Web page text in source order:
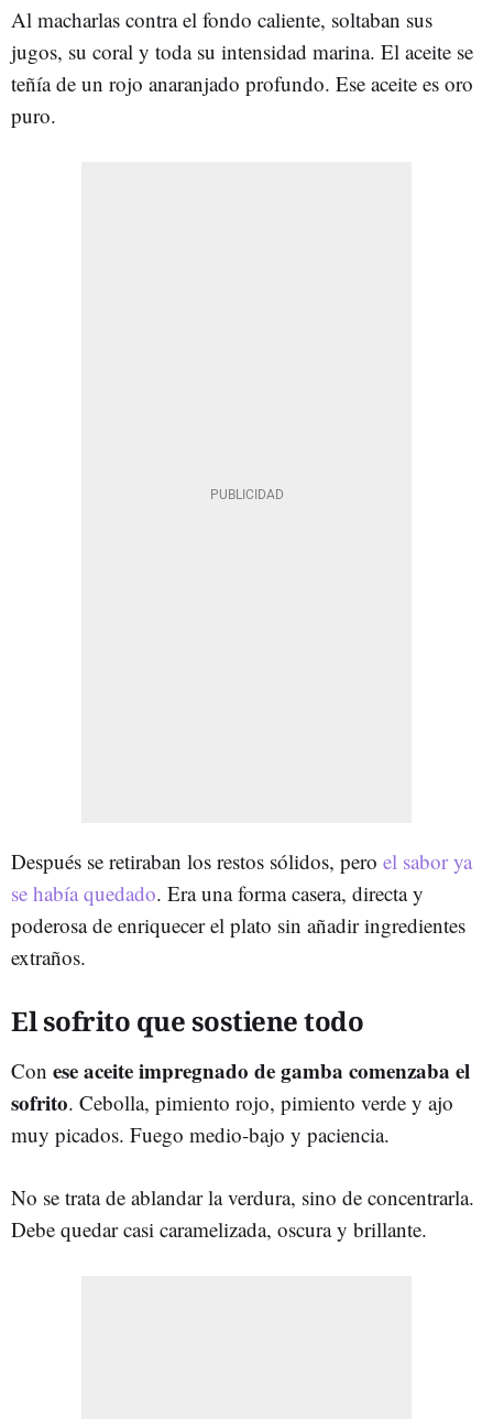
Al macharlas contra el fondo caliente, soltaban sus
jugos, su coral y toda su intensidad marina. El aceite se
teñía de un rojo anaranjado profundo. Ese aceite es oro
puro.
Después se retiraban los restos sólidos, pero el sabor ya
se había quedado. Era una forma casera, directa y
poderosa de enriquecer el plato sin añadir ingredientes
extraños.
El sofrito que sostiene todo
Con ese aceite impregnado de gamba comenzaba el
sofrito. Cebolla, pimiento rojo, pimiento verde y ajo
muy picados. Fuego medio-bajo y paciencia.
No se trata de ablandar la verdura, sino de concentrarla.
Debe quedar casi caramelizada, oscura y brillante.